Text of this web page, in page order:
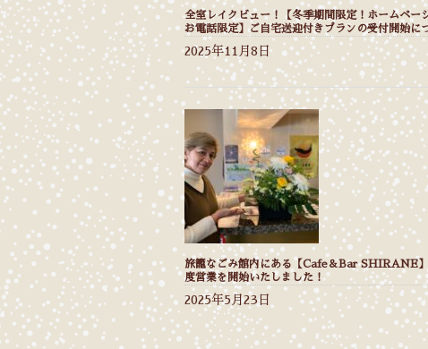
全室レイクビュー！【冬季期間限定！ホームペー
お電話限定】ご自宅送迎付きプランの受付開始に
2025年11月8日
旅籠なごみ館内にある【Cafe＆Bar SHIRANE
度営業を開始いたしました！
2025年5月23日